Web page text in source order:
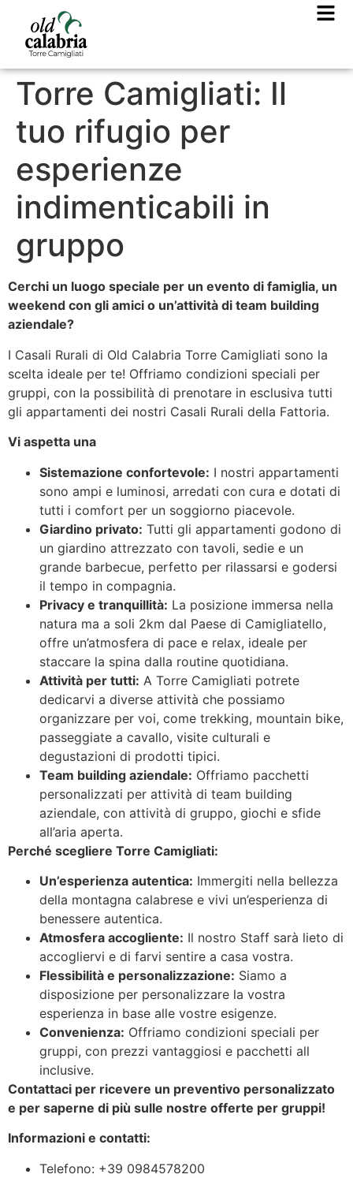
Torre Camigliati: Il
tuo rifugio per
esperienze
indimenticabili in
gruppo
Cerchi un luogo speciale per un evento di famiglia, un
weekend con gli amici o un’attività di team building
aziendale?
I Casali Rurali di Old Calabria Torre Camigliati sono la
scelta ideale per te! Offriamo condizioni speciali per
gruppi, con la possibilità di prenotare in esclusiva tutti
gli appartamenti dei nostri Casali Rurali della Fattoria.
Vi aspetta una
Sistemazione confortevole: I nostri appartamenti
sono ampi e luminosi, arredati con cura e dotati di
tutti i comfort per un soggiorno piacevole.
Giardino privato: Tutti gli appartamenti godono di
un giardino attrezzato con tavoli, sedie e un
grande barbecue, perfetto per rilassarsi e godersi
il tempo in compagnia.
Privacy e tranquillità: La posizione immersa nella
natura ma a soli 2km dal Paese di Camigliatello,
offre un’atmosfera di pace e relax, ideale per
staccare la spina dalla routine quotidiana.
Attività per tutti: A Torre Camigliati potrete
dedicarvi a diverse attività che possiamo
organizzare per voi, come trekking, mountain bike,
passeggiate a cavallo, visite culturali e
degustazioni di prodotti tipici.
Team building aziendale: Offriamo pacchetti
personalizzati per attività di team building
aziendale, con attività di gruppo, giochi e sfide
all’aria aperta.
Perché scegliere Torre Camigliati:
Un’esperienza autentica: Immergiti nella bellezza
della montagna calabrese e vivi un’esperienza di
benessere autentica.
Atmosfera accogliente: Il nostro Staff sarà lieto di
accogliervi e di farvi sentire a casa vostra.
Flessibilità e personalizzazione: Siamo a
disposizione per personalizzare la vostra
esperienza in base alle vostre esigenze.
Convenienza: Offriamo condizioni speciali per
gruppi, con prezzi vantaggiosi e pacchetti all
inclusive.
Contattaci per ricevere un preventivo personalizzato
e per saperne di più sulle nostre offerte per gruppi!
Informazioni e contatti:
Telefono: +39 0984578200